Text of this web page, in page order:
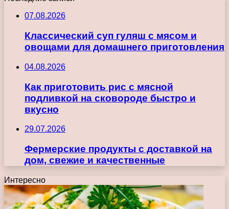
07.08.2026
Классический суп гуляш с мясом и
овощами для домашнего приготовления
04.08.2026
Как приготовить рис с мясной
подливкой на сковороде быстро и
вкусно
29.07.2026
Фермерские продукты с доставкой на
дом, свежие и качественные
Интересно